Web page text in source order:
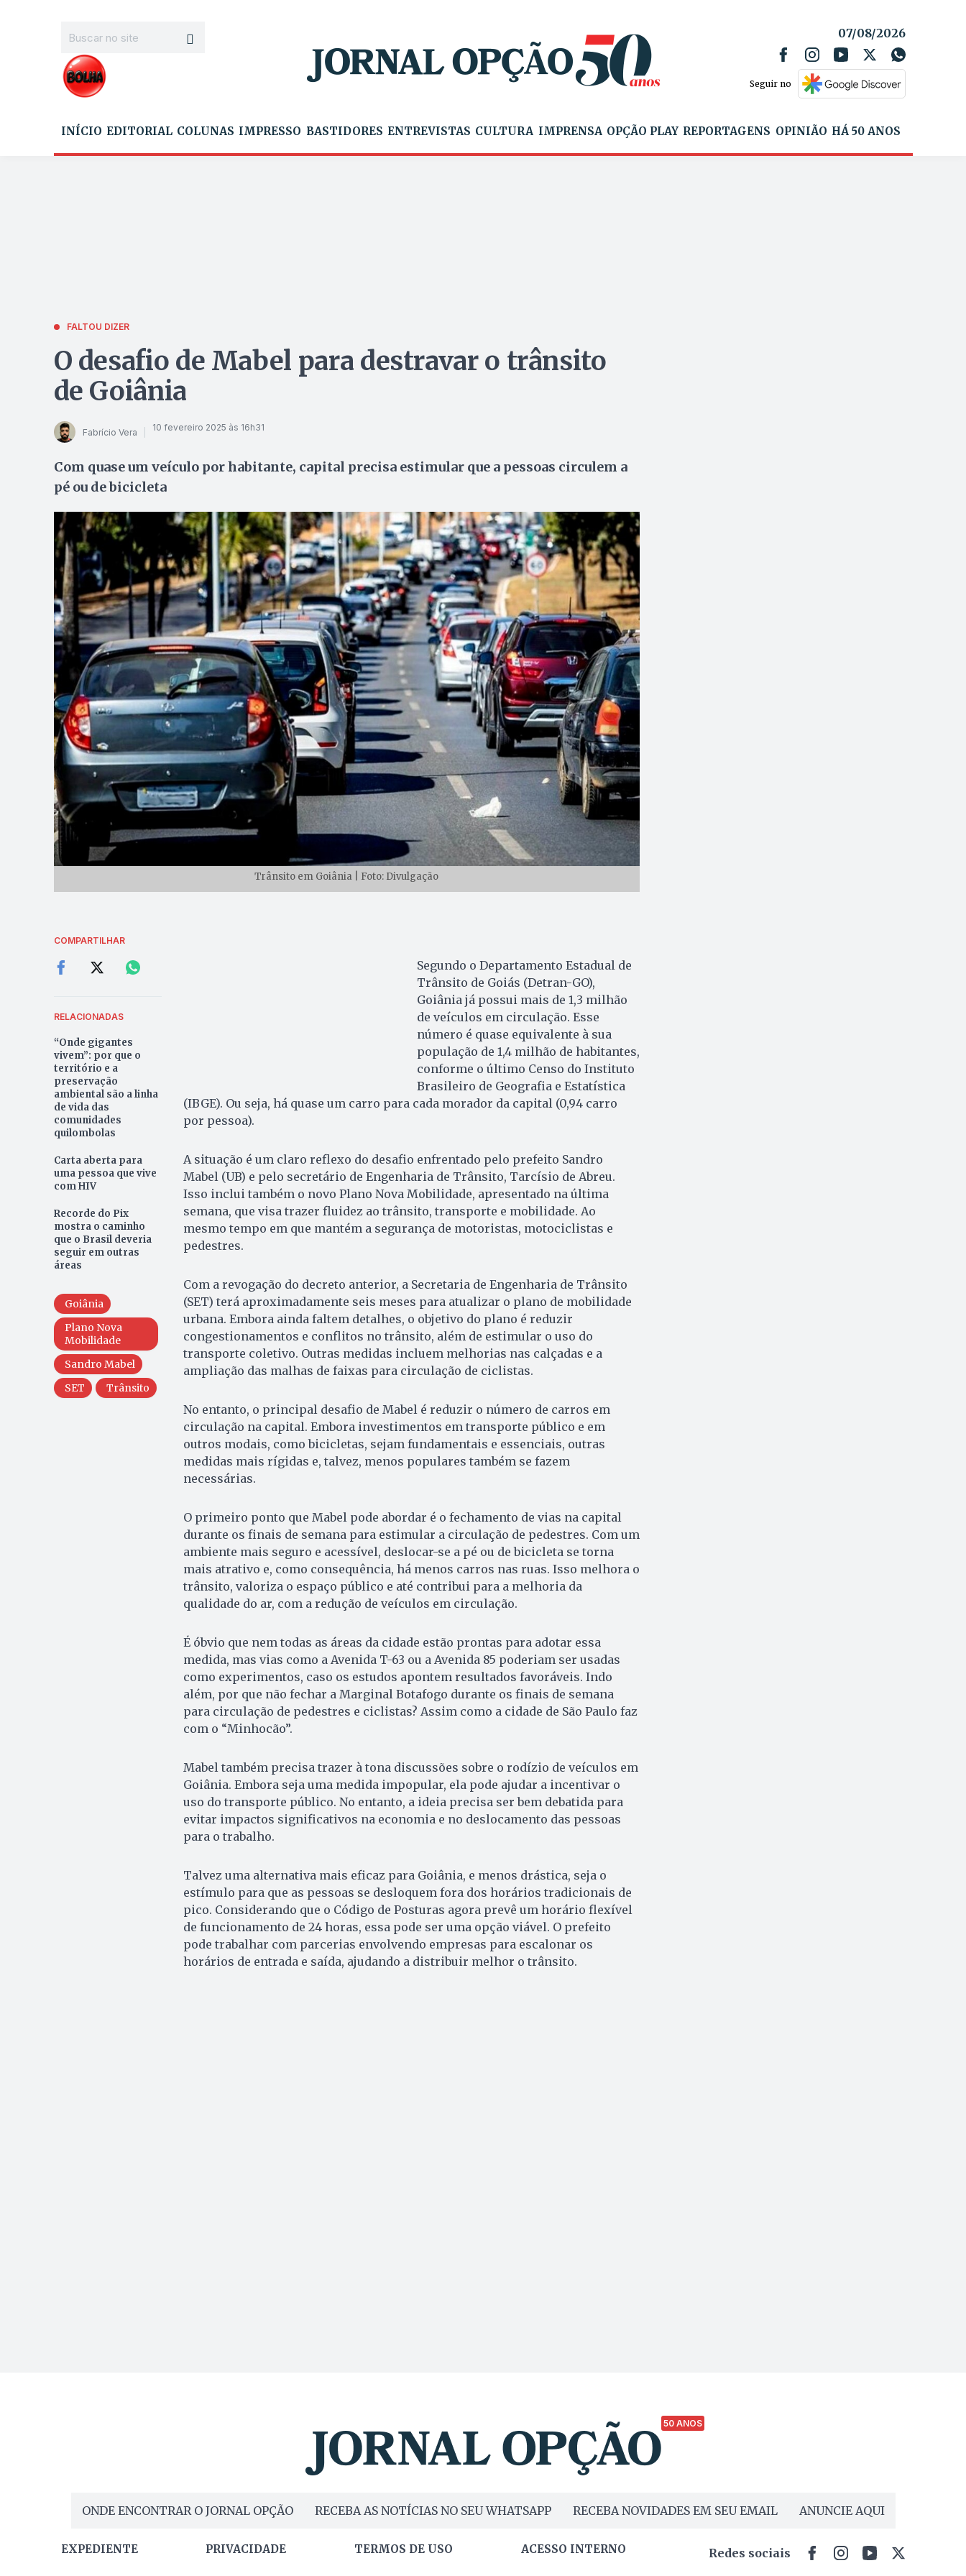
07/08/2026
Seguir no
INÍCIO EDITORIAL COLUNAS IMPRESSO BASTIDORES ENTREVISTAS CULTURA IMPRENSA OPÇÃO PLAY REPORTAGENS OPINIÃO HÁ 50 ANOS
FALTOU DIZER
O desafio de Mabel para destravar o trânsito
de Goiânia
Fabrício Vera 10 fevereiro 2025 às 16h31
Com quase um veículo por habitante, capital precisa estimular que a pessoas circulem a
pé ou de bicicleta
Trânsito em Goiânia | Foto: Divulgação
COMPARTILHAR
RELACIONADAS
“Onde gigantes
vivem”: por que o
território e a
preservação
ambiental são a linha
de vida das
comunidades
quilombolas
Carta aberta para
uma pessoa que vive
com HIV
Recorde do Pix
mostra o caminho
que o Brasil deveria
seguir em outras
áreas
Goiânia
Plano Nova
Mobilidade
Sandro Mabel
SET
Trânsito
Segundo o Departamento Estadual de
Trânsito de Goiás (Detran-GO),
Goiânia já possui mais de 1,3 milhão
de veículos em circulação. Esse
número é quase equivalente à sua
população de 1,4 milhão de habitantes,
conforme o último Censo do Instituto
Brasileiro de Geografia e Estatística
(IBGE). Ou seja, há quase um carro para cada morador da capital (0,94 carro
por pessoa).
A situação é um claro reflexo do desafio enfrentado pelo prefeito Sandro
Mabel (UB) e pelo secretário de Engenharia de Trânsito, Tarcísio de Abreu.
Isso inclui também o novo Plano Nova Mobilidade, apresentado na última
semana, que visa trazer fluidez ao trânsito, transporte e mobilidade. Ao
mesmo tempo em que mantém a segurança de motoristas, motociclistas e
pedestres.
Com a revogação do decreto anterior, a Secretaria de Engenharia de Trânsito
(SET) terá aproximadamente seis meses para atualizar o plano de mobilidade
urbana. Embora ainda faltem detalhes, o objetivo do plano é reduzir
congestionamentos e conflitos no trânsito, além de estimular o uso do
transporte coletivo. Outras medidas incluem melhorias nas calçadas e a
ampliação das malhas de faixas para circulação de ciclistas.
No entanto, o principal desafio de Mabel é reduzir o número de carros em
circulação na capital. Embora investimentos em transporte público e em
outros modais, como bicicletas, sejam fundamentais e essenciais, outras
medidas mais rígidas e, talvez, menos populares também se fazem
necessárias.
O primeiro ponto que Mabel pode abordar é o fechamento de vias na capital
durante os finais de semana para estimular a circulação de pedestres. Com um
ambiente mais seguro e acessível, deslocar-se a pé ou de bicicleta se torna
mais atrativo e, como consequência, há menos carros nas ruas. Isso melhora o
trânsito, valoriza o espaço público e até contribui para a melhoria da
qualidade do ar, com a redução de veículos em circulação.
É óbvio que nem todas as áreas da cidade estão prontas para adotar essa
medida, mas vias como a Avenida T-63 ou a Avenida 85 poderiam ser usadas
como experimentos, caso os estudos apontem resultados favoráveis. Indo
além, por que não fechar a Marginal Botafogo durante os finais de semana
para circulação de pedestres e ciclistas? Assim como a cidade de São Paulo faz
com o “Minhocão”.
Mabel também precisa trazer à tona discussões sobre o rodízio de veículos em
Goiânia. Embora seja uma medida impopular, ela pode ajudar a incentivar o
uso do transporte público. No entanto, a ideia precisa ser bem debatida para
evitar impactos significativos na economia e no deslocamento das pessoas
para o trabalho.
Talvez uma alternativa mais eficaz para Goiânia, e menos drástica, seja o
estímulo para que as pessoas se desloquem fora dos horários tradicionais de
pico. Considerando que o Código de Posturas agora prevê um horário flexível
de funcionamento de 24 horas, essa pode ser uma opção viável. O prefeito
pode trabalhar com parcerias envolvendo empresas para escalonar os
horários de entrada e saída, ajudando a distribuir melhor o trânsito.
50 ANOS
ONDE ENCONTRAR O JORNAL OPÇÃO RECEBA AS NOTÍCIAS NO SEU WHATSAPP RECEBA NOVIDADES EM SEU EMAIL ANUNCIE AQUI
EXPEDIENTE PRIVACIDADE TERMOS DE USO ACESSO INTERNO Redes sociais